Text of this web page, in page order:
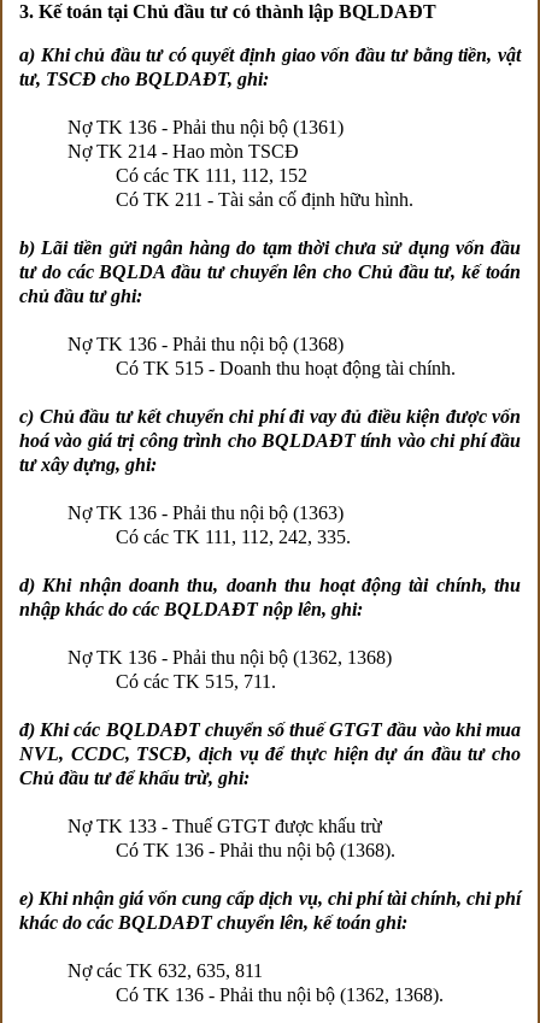
3. Kế toán tại Chủ đầu tư có thành lập BQLDAĐT
a) Khi chủ đầu tư có quyết định giao vốn đầu tư bằng tiền, vật
tư, TSCĐ cho BQLDAĐT, ghi:
Nợ TK 136 - Phải thu nội bộ (1361)
Nợ TK 214 - Hao mòn TSCĐ
Có các TK 111, 112, 152
Có TK 211 - Tài sản cố định hữu hình.
b) Lãi tiền gửi ngân hàng do tạm thời chưa sử dụng vốn đầu
tư do các BQLDA đầu tư chuyển lên cho Chủ đầu tư, kế toán
chủ đầu tư ghi:
Nợ TK 136 - Phải thu nội bộ (1368)
Có TK 515 - Doanh thu hoạt động tài chính.
c) Chủ đầu tư kết chuyển chi phí đi vay đủ điều kiện được vốn
hoá vào giá trị công trình cho BQLDAĐT tính vào chi phí đầu
tư xây dựng, ghi:
Nợ TK 136 - Phải thu nội bộ (1363)
Có các TK 111, 112, 242, 335.
d) Khi nhận doanh thu, doanh thu hoạt động tài chính, thu
nhập khác do các BQLDAĐT nộp lên, ghi:
Nợ TK 136 - Phải thu nội bộ (1362, 1368)
Có các TK 515, 711.
đ) Khi các BQLDAĐT chuyển số thuế GTGT đầu vào khi mua
NVL, CCDC, TSCĐ, dịch vụ để thực hiện dự án đầu tư cho
Chủ đầu tư để khấu trừ, ghi:
Nợ TK 133 - Thuế GTGT được khấu trừ
Có TK 136 - Phải thu nội bộ (1368).
e) Khi nhận giá vốn cung cấp dịch vụ, chi phí tài chính, chi phí
khác do các BQLDAĐT chuyển lên, kế toán ghi:
Nợ các TK 632, 635, 811
Có TK 136 - Phải thu nội bộ (1362, 1368).